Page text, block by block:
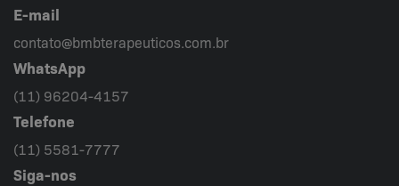
E-mail
contato@bmbterapeuticos.com.br
WhatsApp
(11) 96204-4157
Telefone
(11) 5581-7777
Siga-nos